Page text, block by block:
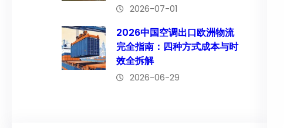
2026-07-01
2026中国空调出口欧洲物流
完全指南：四种方式成本与时
效全拆解
2026-06-29